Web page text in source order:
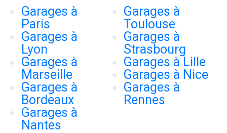
Garages à
Paris
Garages à
Lyon
Garages à
Marseille
Garages à
Bordeaux
Garages à
Nantes
Garages à
Toulouse
Garages à
Strasbourg
Garages à Lille
Garages à Nice
Garages à
Rennes